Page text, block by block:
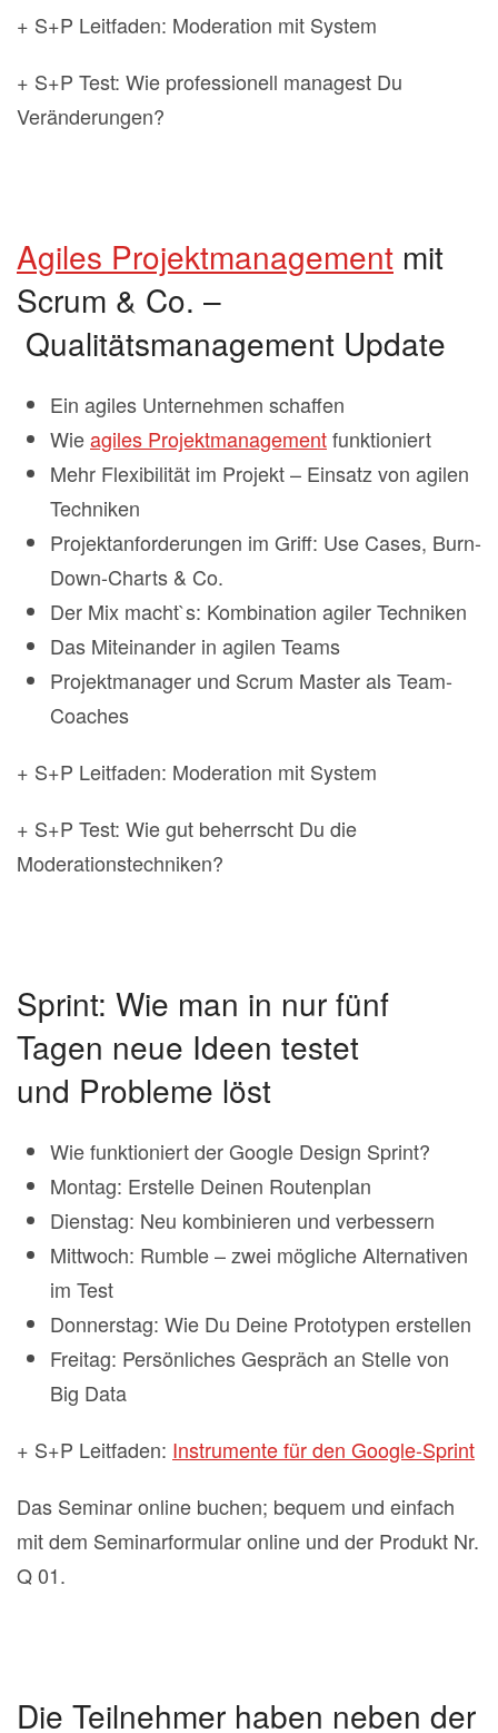
+ S+P Leitfaden: Moderation mit System
+ S+P Test: Wie professionell managest Du
Veränderungen?
Agiles Projektmanagement mit
Scrum & Co. –
Qualitätsmanagement Update
Ein agiles Unternehmen schaffen
Wieagiles Projektmanagementfunktioniert
Mehr Flexibilität im Projekt – Einsatz von agilen
Techniken
Projektanforderungen im Griff: Use Cases, Burn-
Down-Charts & Co.
Der Mix macht`s: Kombination agiler Techniken
Das Miteinander in agilen Teams
Projektmanager und Scrum Master als Team-
Coaches
+ S+P Leitfaden: Moderation mit System
+ S+P Test: Wie gut beherrscht Du die
Moderationstechniken?
Sprint: Wie man in nur fünf
Tagen neue Ideen testet
und Probleme löst
Wie funktioniert der Google Design Sprint?
Montag: Erstelle Deinen Routenplan
Dienstag: Neu kombinieren und verbessern
Mittwoch: Rumble – zwei mögliche Alternativen
im Test
Donnerstag: Wie Du Deine Prototypen erstellen
Freitag: Persönliches Gespräch an Stelle von
Big Data
+ S+P Leitfaden: Instrumente für den Google-Sprint
Das Seminar online buchen; bequem und einfach
mit dem Seminarformular online und der Produkt Nr.
Q 01.
Die Teilnehmer haben neben der